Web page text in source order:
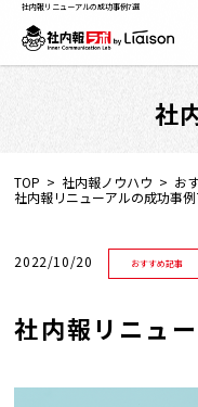
社内
セミナ
Web
社内報リニューアルの成功事例7選
社
TOP 社内報ノウハウ
お
社内報リニューアルの成功事
2022/10/20 おすすめ記事
社内報リニュ